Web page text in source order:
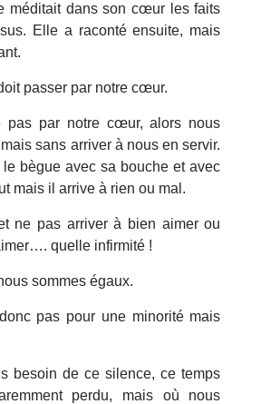
méditait dans son cœur les faits
Elle a raconté ensuite, mais
passer par notre cœur.
pas par notre cœur, alors nous
sans arriver à nous en servir.
bègue avec sa bouche et avec
mais il arrive à rien ou mal.
ne pas arriver à bien aimer ou
quelle infirmité !
sommes égaux.
pas pour une minorité mais
besoin de ce silence, ce temps
perdu, mais où nous